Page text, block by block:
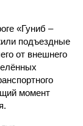
«Гуниб –
подъездные
от внешнего
момент